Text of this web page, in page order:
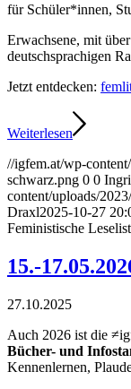
für Schüler*innen,
Erwachsene, mit
deutschsprachigen
Jetzt entdecken:
Weiterlesen
//igfem.at/wp-
schwarz.png 0 0
content/uploads/
Draxl2025-10-27
Feministische
15.-
27.10.2025
Auch 2026 ist die
Bücher- und
Kennenlernen,